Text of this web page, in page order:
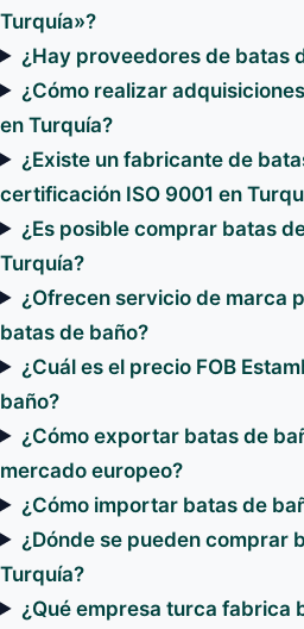
Turquía»?
¿Hay proveedores de batas
¿Cómo realizar
en Turquía?
¿Existe un fabricante de
certificación ISO 9001 en
¿Es posible comprar batas
Turquía?
¿Ofrecen servicio de marca
batas de baño?
¿Cuál es el precio FOB
baño?
¿Cómo exportar batas de
mercado europeo?
¿Cómo importar batas de
¿Dónde se pueden comprar
Turquía?
¿Qué empresa turca fabrica